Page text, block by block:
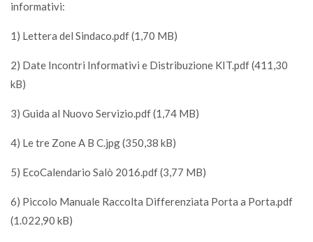
informativi:
1) Lettera del Sindaco.pdf (1,70 MB)
2) Date Incontri Informativi e Distribuzione KIT.pdf (411,30
kB)
3) Guida al Nuovo Servizio.pdf (1,74 MB)
4) Le tre Zone A B C.jpg (350,38 kB)
5) EcoCalendario Salò 2016.pdf (3,77 MB)
6) Piccolo Manuale Raccolta Differenziata Porta a Porta.pdf
(1.022,90 kB)